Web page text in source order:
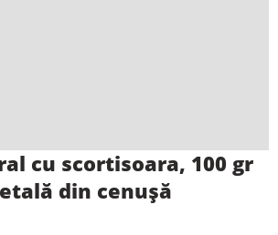
cu scortisoara, 100 gr
din cenușă